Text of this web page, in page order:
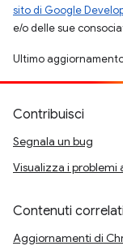
sito di Google
e/o delle sue
Ultimo
Contribuisci
Segnala un bug
Visualizza i problemi
Contenuti correlati
Aggiornamenti di